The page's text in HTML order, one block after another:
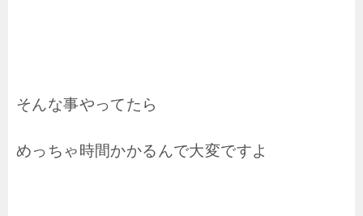
そんな事やってたら
めっちゃ時間かかるんで大変ですよ